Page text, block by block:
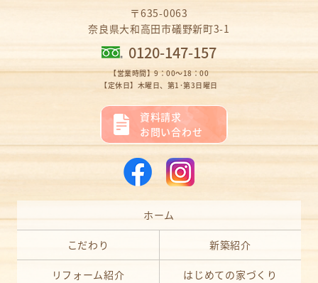
〒635-0063
奈良県大和高田市礒野新町3-1
0120-147-157
【営業時間】9：00～18：00
【定休日】木曜日、第1･第3日曜日
資料請求
お問い合わせ
ホーム
こだわり 新築紹介
リフォーム紹介 はじめての家づくり